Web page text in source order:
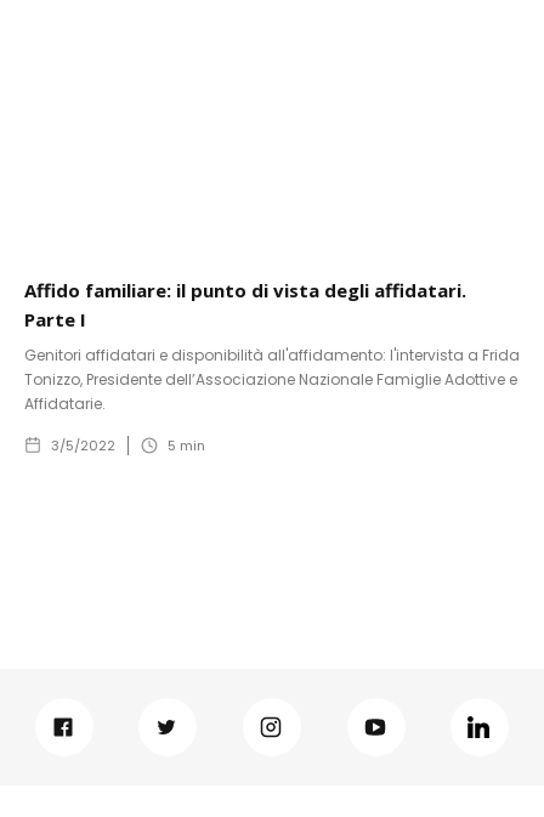
Affido familiare: il punto di vista degli affidatari.
Parte I
Genitori affidatari e disponibilità all'affidamento: l'intervista a Frida
Tonizzo, Presidente dell’Associazione Nazionale Famiglie Adottive e
Affidatarie.
3/5/2022 5 min